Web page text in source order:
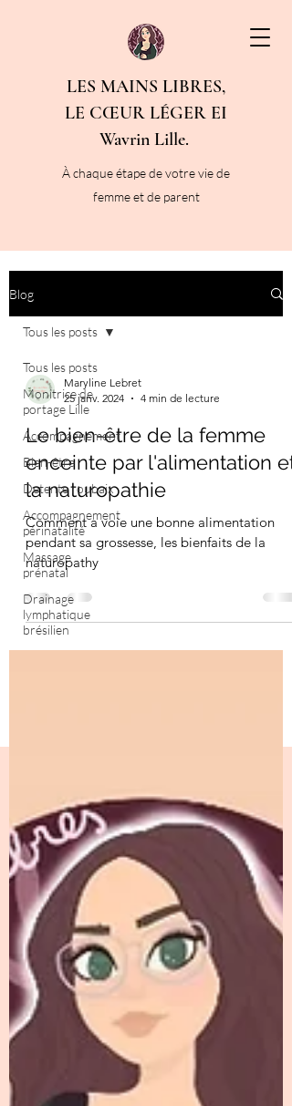
LES MAINS LIBRES,
LE CŒUR LÉGER EI
Wavrin Lille.
À chaque étape de votre vie de
femme et de parent
Blog
Tous les posts
Monitrice de
portage Lille
Accompagnement
Bien-être
Detente roubaix
Accompagnement
périnatalité
Massage
prénatal
Drainage
lymphatique
brésilien
Tous les posts
Maryline Lebret
25 janv. 2024
4 min de lecture
Le bien-être de la femme
enceinte par l'alimentation et
la naturopathie
Comment a voie une bonne alimentation
pendant sa grossesse, les bienfaits de la
naturopathy